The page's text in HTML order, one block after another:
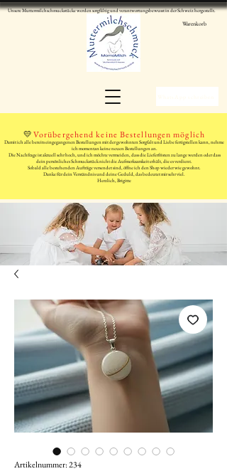
Unsere Muttermilchschmuckstücke werden sorgfältig und verantwortungsbewusst in der Schweiz hergestellt.
Warenkorb
💛Vorübergehend keine Bestellungen möglich
Damit ich alle bereits eingegangenen Bestellungen mit der gewohnten Sorgfalt und Liebe fertigstellen kann, nehme
ich momentan keine neuen Bestellungen an.
Die Nachfrage ist aktuell sehr hoch, und ich möchte vermeiden, dass die Lieferfristen zu lange werden oder dass
dein persönliches Schmuckstück nicht die Aufmerksamkeit erhält, die es verdient.
Sobald alle bestehenden Aufträge versendet sind, öffne ich den Shop wieder wie gewohnt.
Danke für dein Verständnis und deine Geduld, das bedeutet mir sehr viel.
Herzlich, Brigitte
Artikelnummer: 234